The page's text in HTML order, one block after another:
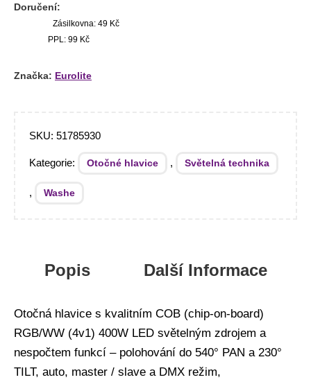
Doručení:
Zásilkovna: 49 Kč
PPL: 99 Kč
Značka: Eurolite
SKU: 51785930
Kategorie: Otočné hlavice , Světelná technika
, Washe
Popis Další Informace
Otočná hlavice s kvalitním COB (chip-on-board)
RGB/WW (4v1) 400W LED světelným zdrojem a
nespočtem funkcí – polohování do 540° PAN a 230°
TILT, auto, master / slave a DMX režim,